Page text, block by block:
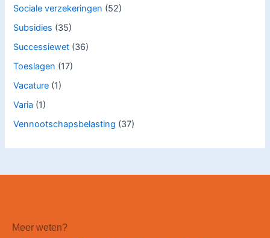
Sociale verzekeringen (52)
Subsidies (35)
Successiewet (36)
Toeslagen (17)
Vacature (1)
Varia (1)
Vennootschapsbelasting (37)
Meer weten?